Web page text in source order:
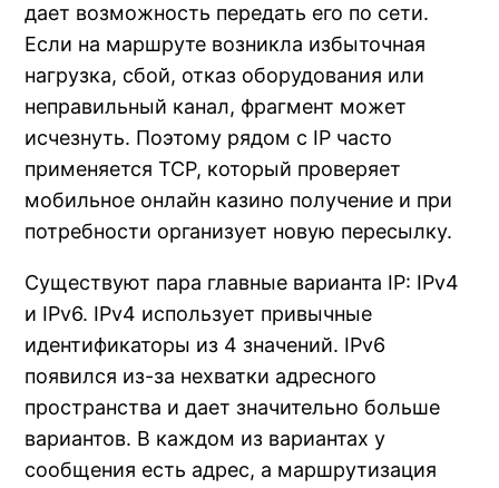
дает возможность передать его по сети.
Если на маршруте возникла избыточная
нагрузка, сбой, отказ оборудования или
неправильный канал, фрагмент может
исчезнуть. Поэтому рядом с IP часто
применяется TCP, который проверяет
мобильное онлайн казино получение и при
потребности организует новую пересылку.
Существуют пара главные варианта IP: IPv4
и IPv6. IPv4 использует привычные
идентификаторы из 4 значений. IPv6
появился из-за нехватки адресного
пространства и дает значительно больше
вариантов. В каждом из вариантах у
сообщения есть адрес, а маршрутизация